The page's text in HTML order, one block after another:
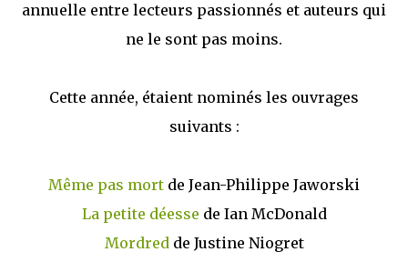
annuelle entre lecteurs passionnés et auteurs qui
ne le sont pas moins.
Cette année, étaient nominés les ouvrages
suivants :
Même pas mort de Jean-Philippe Jaworski
La petite déesse de Ian McDonald
Mordredde Justine Niogret